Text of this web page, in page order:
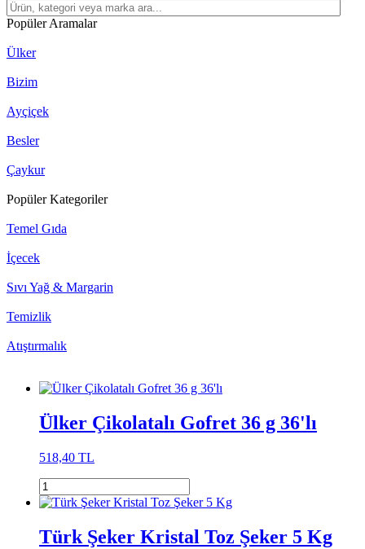
Popüler Aramalar
Ülker
Bizim
Ayçiçek
Besler
Çaykur
Popüler Kategoriler
Temel Gıda
İçecek
Sıvı Yağ & Margarin
Temizlik
Atıştırmalık
Ülker Çikolatalı Gofret 36 g 36'lı
518,40 TL
Türk Şeker Kristal Toz Şeker 5 Kg